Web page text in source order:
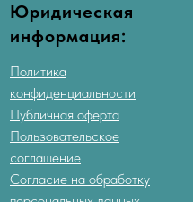
Юридическая
информация:
Политика
конфиденциальности
Публичная оферта
Пользовательское
соглашение
Согласие на обработку